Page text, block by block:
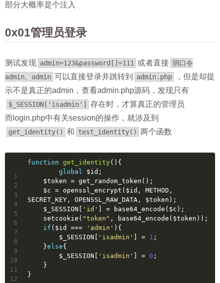
部分大概率是个注入
0x01管理员登录
测试发现 admin=123&password[]=111 或者直接 弱口令
admin、admin 可以直接登录并跳转到 admin.php
，但是却提
示不是真正的admin，查看admin.php源码，发现只有
$_SESSION['isadmin']
存在时，才算真正的管理员
而login.php中有关session的操作，就涉及到
get_identity() 和 test_identity() 两个函数
1
2
3
4
5
6
7
8
9
10
11
12
function get_identity() {
global $id;
    $token = get_random_token();
SECRET_KEY, OPENSSL_RAW_DATA, $token);
    $_SESSION[
'id' ] = base64_encode($c);
    setcookie(
"token" , base64_encode($token));
if ($id === 'admin' ){
    	$_SESSION[
'isadmin' ] = 1 ;
    }
else{
    	$_SESSION[
'isadmin' ] = 0 ;
    }
}